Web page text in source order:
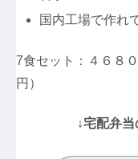
国内工場で作れ
7食セット：４６８
円）
↓宅配弁